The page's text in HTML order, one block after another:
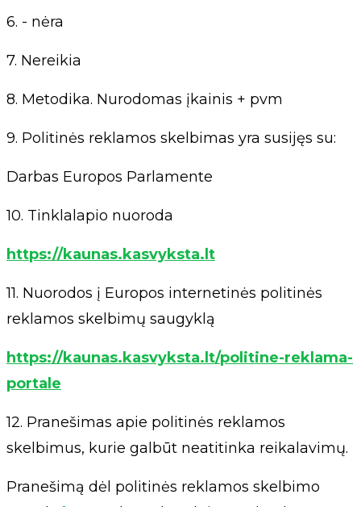
6. - nėra
7. Nereikia
8. Metodika. Nurodomas įkainis + pvm
9. Politinės reklamos skelbimas yra susijęs su:
Darbas Europos Parlamente
10. Tinklalapio nuoroda
https://kaunas.kasvyksta.lt
11. Nuorodos į Europos internetinės politinės
reklamos skelbimų saugyklą
https://kaunas.kasvyksta.lt/politine-reklama-
portale
12. Pranešimas apie politinės reklamos
skelbimus, kurie galbūt neatitinka reikalavimų.
Pranešimą dėl politinės reklamos skelbimo